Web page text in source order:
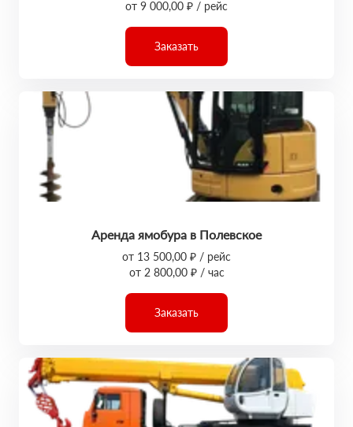
от 9 000,00 ₽ / рейс
Заказать
Аренда ямобура в Полевское
от 13 500,00 ₽ / рейс
от 2 800,00 ₽ / час
Заказать